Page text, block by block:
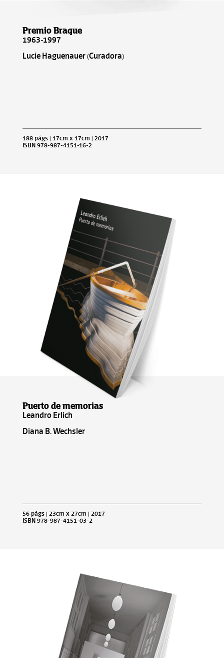
Premio Braque
1963-1997
Lucie Haguenauer (Curadora)
188 págs | 17cm x 17cm | 2017
ISBN 978-987-4151-16-2
Puerto de memorias
Leandro Erlich
Diana B. Wechsler
56 págs | 23cm x 27cm | 2017
ISBN 978-987-4151-03-2